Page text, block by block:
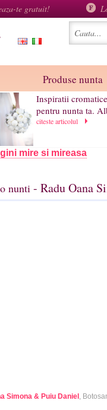
te gratuit!
Produse nunta
Inspiratii cromatice
pentru nunta ta.
citeste articolul
mire si mireasa
nunti - Radu Oana
Simona & Puiu Daniel ,